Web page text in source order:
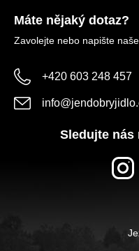
Máte nějaký dotaz?
Zavolejte nebo napište
+420 603 248 457
info@
Sledujte